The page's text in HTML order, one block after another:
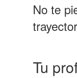
No te
Tu